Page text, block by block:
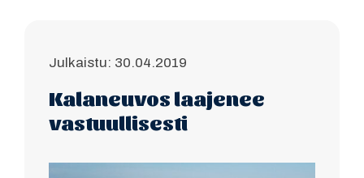
Julkaistu: 30.04.2019
Kalaneuvos laajenee
vastuullisesti